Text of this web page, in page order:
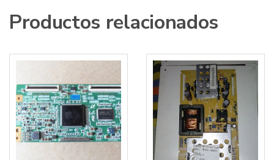
Productos relacionados